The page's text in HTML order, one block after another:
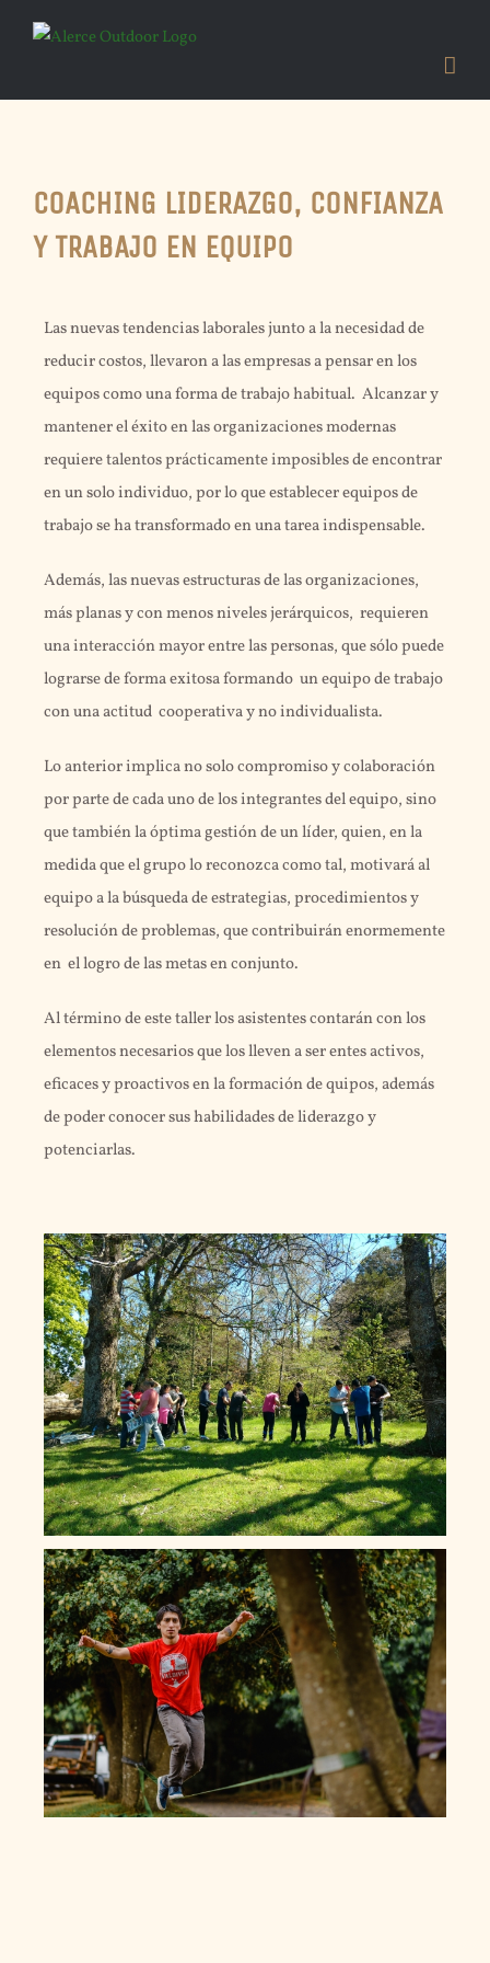
COACHING LIDERAZGO, CONFIANZA
Y TRABAJO EN EQUIPO
Las nuevas tendencias laborales junto a la necesidad de
reducir costos, llevaron a las empresas a pensar en los
equipos como una forma de trabajo habitual. Alcanzar y
mantener el éxito en las organizaciones modernas
requiere talentos prácticamente imposibles de encontrar
en un solo individuo, por lo que establecer equipos de
trabajo se ha transformado en una tarea indispensable.
Además, las nuevas estructuras de las organizaciones,
más planas y con menos niveles jerárquicos, requieren
una interacción mayor entre las personas, que sólo puede
lograrse de forma exitosa formando un equipo de trabajo
con una actitud cooperativa y no individualista.
Lo anterior implica no solo compromiso y colaboración
por parte de cada uno de los integrantes del equipo, sino
que también la óptima gestión de un líder, quien, en la
medida que el grupo lo reconozca como tal, motivará al
equipo a la búsqueda de estrategias, procedimientos y
resolución de problemas, que contribuirán enormemente
en el logro de las metas en conjunto.
Al término de este taller los asistentes contarán con los
elementos necesarios que los lleven a ser entes activos,
eficaces y proactivos en la formación de quipos, además
de poder conocer sus habilidades de liderazgo y
potenciarlas.